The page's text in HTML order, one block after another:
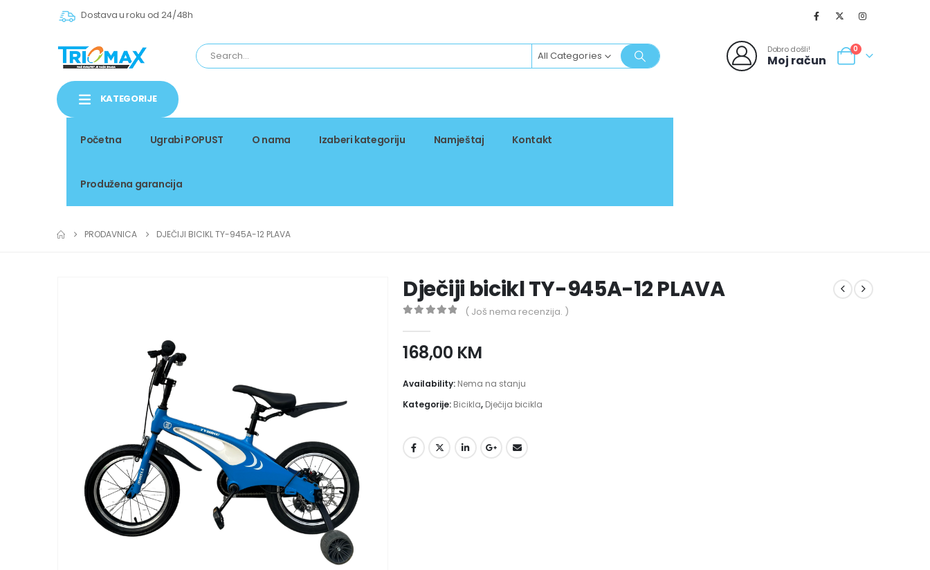
Dostava u roku od 24/48h
All Categories Dobro došli!
Moj račun
0
KATEGORIJE
Početna Ugrabi POPUST O nama Izaberi kategoriju Namještaj Kontakt
Produžena garancija
PRODAVNICA DJEČIJI BICIKL TY-945A-12 PLAVA
Dječiji bicikl TY-945A-12 PLAVA
( Još nema recenzija. )
168,00 KM
Availability: Nema na stanju
Kategorije: Bicikla, Dječija bicikla